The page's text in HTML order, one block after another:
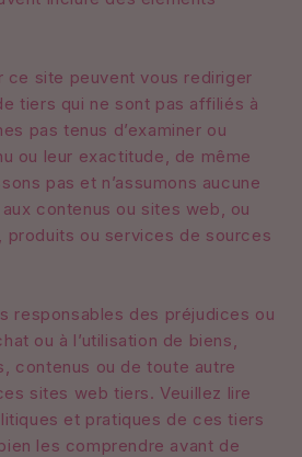
ce site peuvent vous rediriger
tiers qui ne sont pas affiliés à
pas tenus d’examiner ou
ou leur exactitude, de même
pas et n’assumons aucune
contenus ou sites web, ou
produits ou services de sources
responsables des préjudices ou
ou à l’utilisation de biens,
contenus ou de toute autre
sites web tiers. Veuillez lire
et pratiques de ces tiers
les comprendre avant de